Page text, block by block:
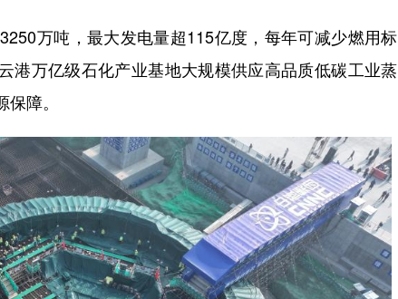
万吨，最大发电量超115亿度，每年可减少燃用
港万亿级石化产业基地大规模供应高品质低碳工业
障。